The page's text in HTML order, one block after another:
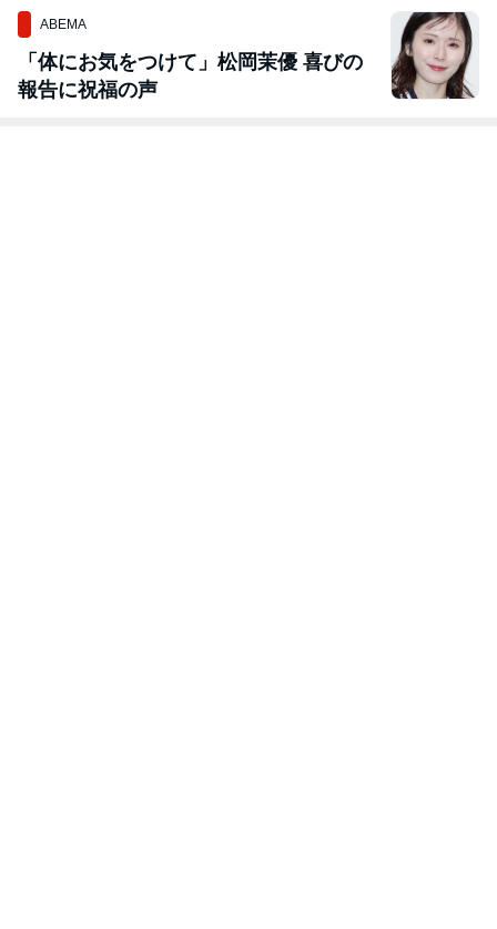
ABEMA
「体にお気をつけて」松岡茉優 喜びの
報告に祝福の声